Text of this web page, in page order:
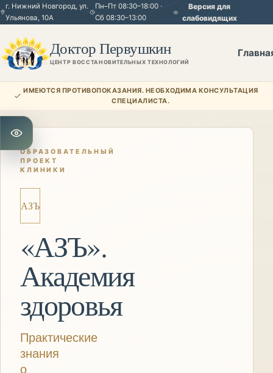
г. Нижний Новгород, ул.
Ульянова, 10А
Пн–Пт 08:30–18:00 ·
Сб 08:30–13:00
Версия для
слабовидящих
Доктор Первушкин
ЦЕНТР ВОССТАНОВИТЕЛЬНЫХ ТЕХНОЛОГИЙ
Открыть настройки для слабовидящих
ИМЕЮТСЯ ПРОТИВОПОКАЗАНИЯ. НЕОБХОДИМА КОНСУЛЬТАЦИЯ
СПЕЦИАЛИСТА.
ОБРАЗОВАТЕЛЬНЫЙ
ПРОЕКТ
КЛИНИКИ
АЗЪ
«АЗЪ».
Академия
здоровья
Практические
знания
о